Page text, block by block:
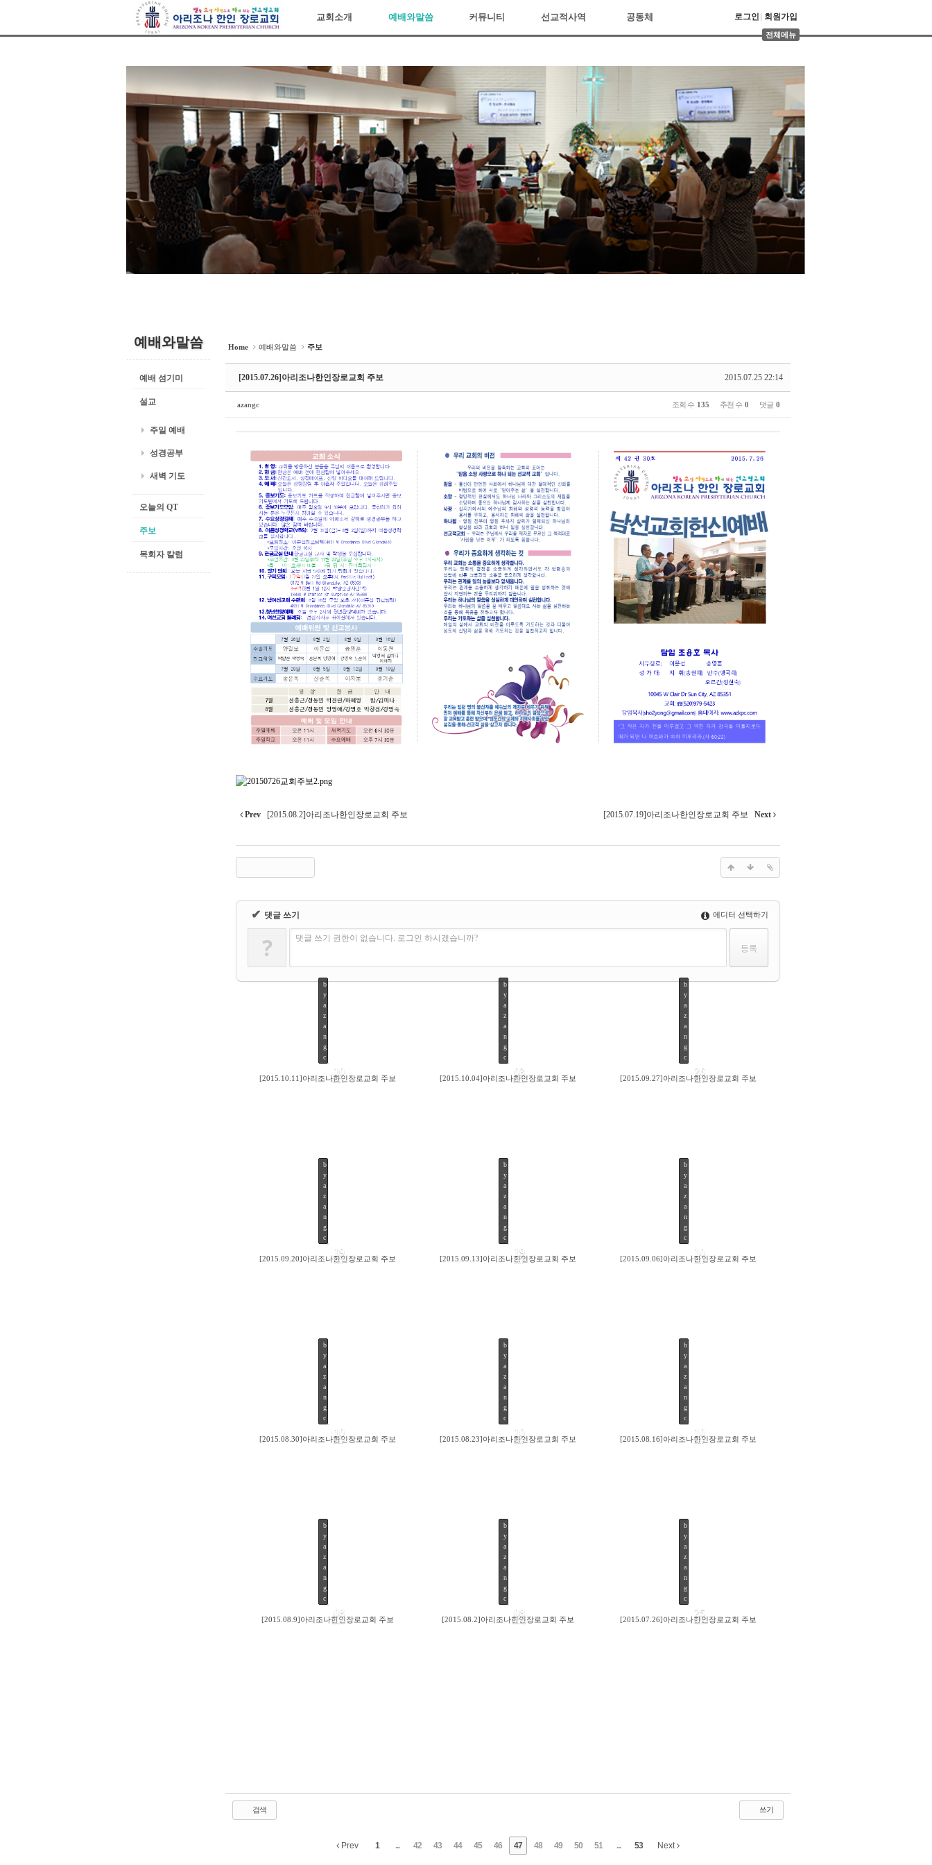
교회소개 예배와말씀 커뮤니티 선교적사역 공동체 로그인 회원가입
전체메뉴
예배와말씀
예배 섬기미
설교
주일 예배
성경공부
새벽 기도
오늘의 QT
주보
목회자 칼럼
Home 예배와말씀 주보
2015.07.25 22:14
[2015.07.26]아리조나한인장로교회 주보
azangc 조회 수 135 추천 수 0 댓글 0
Prev [2015.08.2]아리조나한인장로교회 주보 [2015.07.19]아리조나한인장로교회 주보 Next
✔ 댓글 쓰기 에디터 선택하기
? 댓글 쓰기 권한이 없습니다. 로그인 하시겠습니까?
10
OCT
b
y
a
z
a
n
g
c
[2015.10.11]아리조나한인장로교회 주보
03
OCT
b
y
a
z
a
n
g
c
[2015.10.04]아리조나한인장로교회 주보
26
SEP
b
y
a
z
a
n
g
c
[2015.09.27]아리조나한인장로교회 주보
19
SEP
b
y
a
z
a
n
g
c
[2015.09.20]아리조나한인장로교회 주보
19
SEP
b
y
a
z
a
n
g
c
[2015.09.13]아리조나한인장로교회 주보
10
SEP
b
y
a
z
a
n
g
c
[2015.09.06]아리조나한인장로교회 주보
10
SEP
b
y
a
z
a
n
g
c
[2015.08.30]아리조나한인장로교회 주보
10
SEP
b
y
a
z
a
n
g
c
[2015.08.23]아리조나한인장로교회 주보
10
SEP
b
y
a
z
a
n
g
c
[2015.08.16]아리조나한인장로교회 주보
08
AUG
b
y
a
z
a
n
g
c
[2015.08.9]아리조나한인장로교회 주보
08
AUG
b
y
a
z
a
n
g
c
[2015.08.2]아리조나한인장로교회 주보
25
JUL
b
y
a
z
a
n
g
c
0
[2015.07.26]아리조나한인장로교회 주보
검색 쓰기
Prev 1 ... 42 43 44 45 46 47 48 49 50 51 ... 53 Next
Sketchbook5, 스케치북5
Sketchbook5, 스케치북5